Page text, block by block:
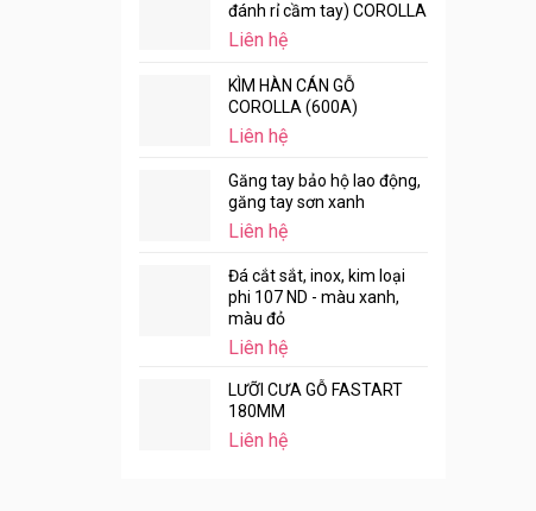
đánh rỉ cầm tay) COROLLA
Liên hệ
KÌM HÀN CÁN GỖ
COROLLA (600A)
Liên hệ
Găng tay bảo hộ lao động,
găng tay sơn xanh
Liên hệ
Đá cắt sắt, inox, kim loại
phi 107 ND - màu xanh,
màu đỏ
Liên hệ
LƯỠI CƯA GỖ FASTART
180MM
Liên hệ